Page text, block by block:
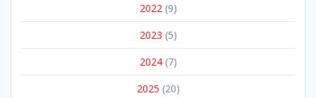
2022(9)
2023 (5)
2024(7)
2025 (20)